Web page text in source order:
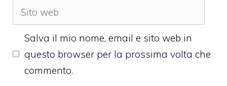
Sito
web
Salva il mio nome, email e sito web in
questo browser per la prossima volta che
commento.